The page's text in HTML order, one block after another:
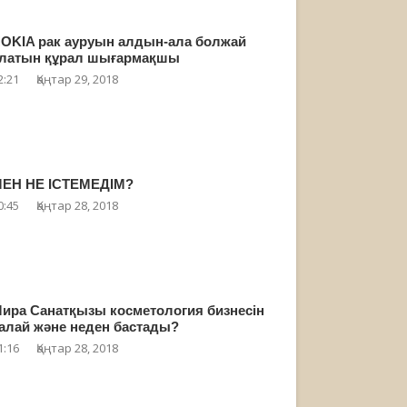
рак ауруын алдын-ала болжай
құрал шығармақшы
Қаңтар 29, 2018
НЕ ІСТЕМЕДІМ?
Қаңтар 28, 2018
Санатқызы косметология бизнесін
және неден бастады?
Қаңтар 28, 2018